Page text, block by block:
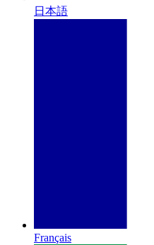
日本語
Français